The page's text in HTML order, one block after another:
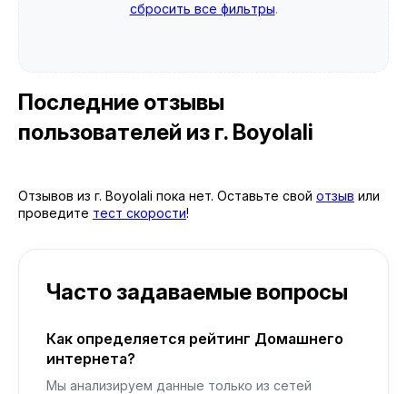
сбросить все фильтры.
Последние отзывы
пользователей из г. Boyolali
Отзывов из г. Boyolali пока нет. Оставьте свой отзыв или
проведите тест скорости!
Часто задаваемые вопросы
Как определяется рейтинг Домашнего
интернета?
Мы анализируем данные только из сетей